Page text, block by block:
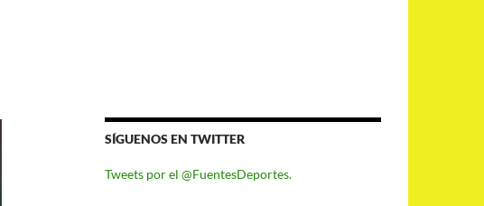
SÍGUENOS EN TWITTER
Tweets por el @FuentesDeportes.